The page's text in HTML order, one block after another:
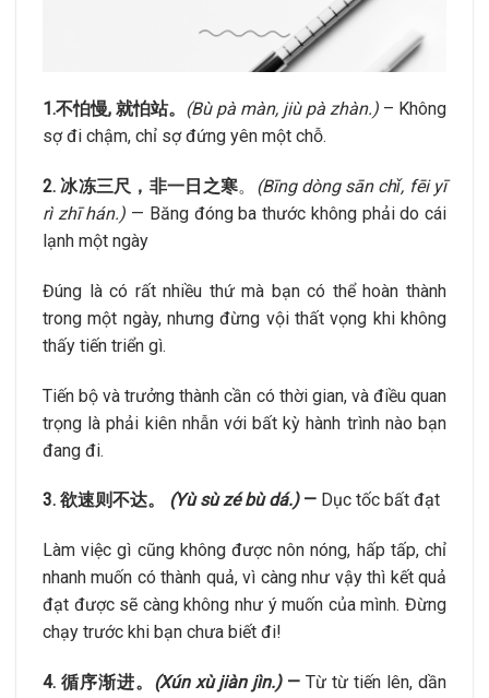
1.不怕慢, 就怕站。 (Bù pà màn, jiù pà zhàn.) – Không
sợ đi chậm, chỉ sợ đứng yên một chỗ.
2. 冰冻三尺，非一日之寒。 (Bīng dòng sān chǐ, fēi yī
rì zhī hán.) — Băng đóng ba thước không phải do cái
lạnh một ngày
Đúng là có rất nhiều thứ mà bạn có thể hoàn thành
trong một ngày, nhưng đừng vội thất vọng khi không
thấy tiến triển gì.
Tiến bộ và trưởng thành cần có thời gian, và điều quan
trọng là phải kiên nhẫn với bất kỳ hành trình nào bạn
đang đi.
3. 欲速则不达。 (Yù sù zé bù dá.)— Dục tốc bất đạt
Làm việc gì cũng không được nôn nóng, hấp tấp, chỉ
nhanh muốn có thành quả, vì càng như vậy thì kết quả
đạt được sẽ càng không như ý muốn của mình. Đừng
chạy trước khi bạn chưa biết đi!
4. 循序渐进。 (Xún xù jiàn jìn.)—Từ từ tiến lên, dần